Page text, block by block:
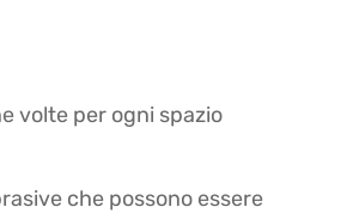
volte per ogni spazio
che possono essere